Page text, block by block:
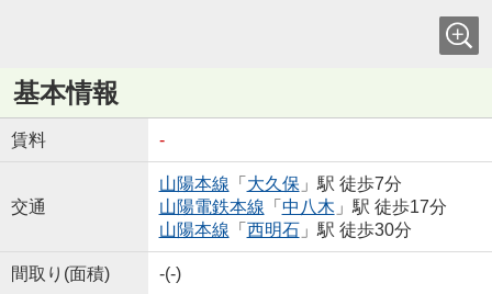
基本情報
賃料 -
交通
山陽本線 「 大久保 」駅 徒歩7分
山陽電鉄本線 「 中八木 」駅 徒歩17分
山陽本線 「 西明石」駅 徒歩30分
間取り(面積) -(-)